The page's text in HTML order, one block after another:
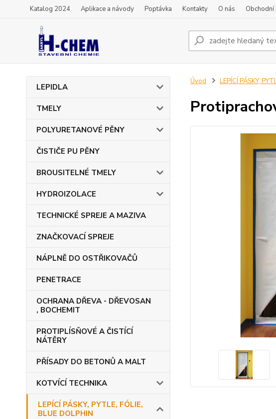
Katalog 2024 Aplikace a návody Poptávka Kontakty O nás
LEPIDLA
TMELY
POLYURETANOVÉ PĚNY
ČISTIČE PU PĚNY
BROUSITELNÉ TMELY
HYDROIZOLACE
TECHNICKÉ SPREJE A MAZIVA
ZNAČKOVACÍ SPREJE
NÁPLNĚ DO OSTŘIKOVAČŮ
PENETRACE
OCHRANA DŘEVA - DŘEVOSAN
, BOCHEMIT
PROTIPLÍSŇOVÉ A ČISTÍCÍ
NÁTĚRY
PŘÍSADY DO BETONŮ A MALT
KOTVÍCÍ TECHNIKA
LEPÍCÍ PÁSKY, PYTLE, FÓLIE,
BLUE DOLPHIN
Úvod LEPÍCÍ PÁSKY,